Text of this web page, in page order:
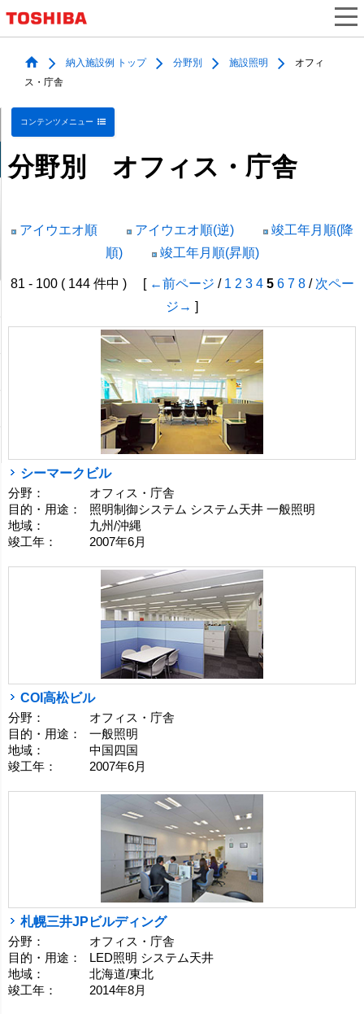
納入施設例 トップ 分野別 施設照明
オフィ
ス・庁舎
コンテンツメニュー
分野別 オフィス・庁舎
アイウエオ順 アイウエオ順(逆)
竣工年月順(降
順)
竣工年月順(昇順)
81 - 100 ( 144 件中 ) [ ←前ページ / 1 2 3 4 5 6 7 8/ 次ペー
ジ→ ]
シーマークビル
分野：
オフィス・庁舎
目的・用途：
照明制御システム システム天井 一般照明
地域：
九州/沖縄
竣工年：
2007年6月
COI高松ビル
分野：
オフィス・庁舎
目的・用途：
一般照明
地域：
中国四国
竣工年：
2007年6月
札幌三井JPビルディング
分野：
オフィス・庁舎
目的・用途：
LED照明 システム天井
地域：
北海道/東北
竣工年：
2014年8月